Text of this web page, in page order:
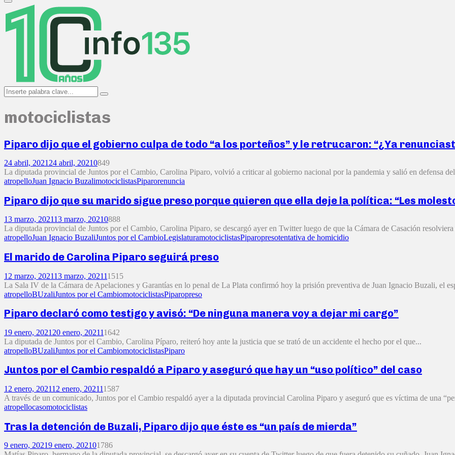
Primary
Menu
Search
for:
Search
motociclistas
Piparo dijo que el gobierno culpa de todo “a los porteños” y le retrucaron: “¿Ya
24 abril, 2021 24 abril, 20210849
La diputada provincial de Juntos por el Cambio, Carolina Piparo, volvió a criticar al gobierno nacional por la pandemia y salió en defensa
atropelloJuan Ignacio BuzalimotociclistasPiparorenuncia
Piparo dijo que su marido sigue preso porque quieren que ella deje la política: “Les
13 marzo, 202113 marzo, 20210888
La diputada provincial de Juntos por el Cambio, Carolina Piparo, se descargó ayer en Twitter luego de que la Cámara de Casación
atropelloJuan Ignacio BuzaliJuntos por el CambioLegislaturamotociclistasPiparopresotentativa de homicidio
El marido de Carolina Piparo seguirá preso
12 marzo, 202113 marzo, 202111515
La Sala IV de la Cámara de Apelaciones y Garantías en lo penal de La Plata confirmó hoy la prisión preventiva de Juan Ignacio Buzali, el
atropelloBUzaliJuntos por el CambiomotociclistasPiparopreso
Piparo declaró como testigo y avisó: “De ninguna manera voy a dejar mi cargo”
19 enero, 2021 20 enero, 202111642
La diputada de Juntos por el Cambio, Carolina Píparo, reiteró hoy ante la justicia que se trató de un accidente el hecho por el que...
atropelloBUzaliJuntos por el CambiomotociclistasPiparo
Juntos por el Cambio respaldó a Piparo y aseguró que hay un “uso político” del caso
12 enero, 202112 enero, 202111587
A través de un comunicado, Juntos por el Cambio respaldó ayer a la diputada provincial Carolina Piparo y aseguró que es víctima de una
atropellocasomotociclistas
Tras la detención de Buzali, Piparo dijo que éste es “un país de mierda”
9 enero, 20219 enero, 202101786